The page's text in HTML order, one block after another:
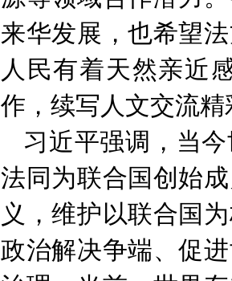
来华发展，也希望
人民有着天然亲近
作，续写人文交流精
习近平强调，当
法同为联合国创始
义，维护以联合国
政治解决争端、促